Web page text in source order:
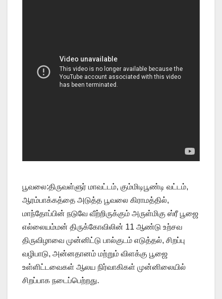
பூவலை:திருவள்ளுர் மாவட்டம், கும்மிடிபூண்டி வட்டம்,
ஆரம்பாக்கத்தை அடுத்த பூவலை கிராமத்தில்,
மாந்தோப்பின் நடுவே வீற்றிருக்கும் அருள்மிகு ஸ்ரீ பூஜை
எல்லையம்மன் திருக்கோவிலின் 11 ஆண்டு உற்சவ
திருவிழாவை முன்னிட்டு பால்குடம் எடுத்தல், சிறப்பு
வழிபாடு, அன்னதானம் மற்றும் விளக்கு பூஜை
உள்ளிட்டவைகள் ஆலய நிர்வாகிகள் முன்னிலையில்
சிறப்பாக நடைப்பெற்றது.